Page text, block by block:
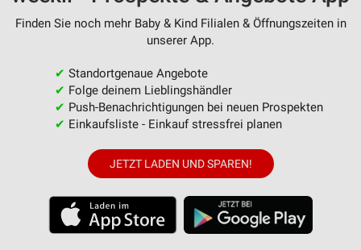
Finden Sie noch mehr Baby & Kind Filialen & Öffnungszeiten in
unserer App.
✔ Standortgenaue Angebote
✔ Folge deinem Lieblingshändler
✔ Push-Benachrichtigungen bei neuen Prospekten
✔ Einkaufsliste - Einkauf stressfrei planen
JETZT LADEN UND SPAREN!